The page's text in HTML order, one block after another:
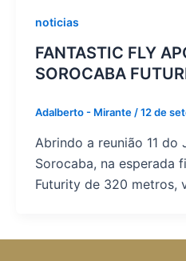
noticias
FANTASTIC FLY
SOROCABA
Adalberto - Mirante /12 de
Abrindo a reunião 11 do
Sorocaba, na esperada
Futurity de 320 metros,